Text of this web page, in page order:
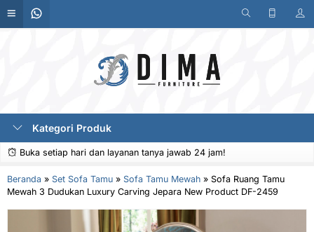
Kategori Produk
Buka setiap hari dan layanan tanya jawab 24 jam!
Beranda » Set Sofa Tamu » Sofa Tamu Mewah » Sofa Ruang Tamu
Mewah 3 Dudukan Luxury Carving Jepara New Product DF-2459